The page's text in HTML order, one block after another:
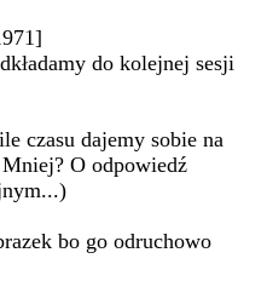
do kolejnej sesji
czasu dajemy sobie na
O odpowiedź
bo go odruchowo